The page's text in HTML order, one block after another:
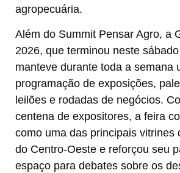
agropecuária.
Além do Summit Pensar Agro, a
2026, que terminou neste
manteve durante toda a semana
programação de exposições,
leilões e rodadas de negócios.
centena de expositores, a feira
como uma das principais vitrines
do Centro-Oeste e reforçou seu
espaço para debates sobre os